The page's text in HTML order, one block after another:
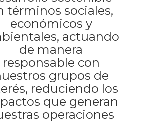
términos sociales,
económicos y
actuando
de manera
responsable con
grupos de
reduciendo los
que generan
operaciones